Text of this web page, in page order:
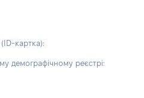
картка):
демографічному реєстрі: